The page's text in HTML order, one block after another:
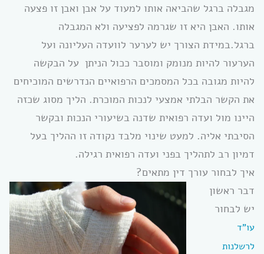
מגבלה ברגל שהביאה אותו למעוד על אבן ואבן זו פצעה
אותו. האבן היא זו שגרמה לפציעה ולא המגבלה
ברגל.במידת הצורך יש לערער לוועדה העליונה ועל
הערעור להיות מנומק ומוסבר ככול הניתן על הבקשה
להיות מגובה בכל המסמכים הרפואיים הנדרשים המוכיחים
את הקשר הבלתי אמצעי לנכות המוכרת. הליך מסוג שכזה
היינו מול ועדה רפואית שדנה בשיעורי הנכות ובקשר
הסיבתי אליה. למעט שינוי מלבד נקודה זו ההליך בעל
דמיון רב לתהליך בפני ועדה רפואית רגילה.
איך לבחור עורך דין מתאים?
דבר ראשון
יש לבחור
עו”ד
לרשלנות